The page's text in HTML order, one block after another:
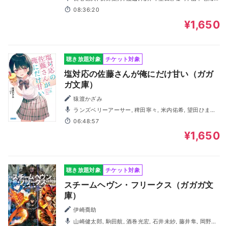
藤井隼, おぎたえりこ, 春川友紀, 田部祐理香, 小田切優衣
08:36:20
¥1,650
聴き放題対象 チケット対象
塩対応の佐藤さんが俺にだけ甘い（ガガ
ガ文庫）
猿渡かざみ
柳田カンナ, 小田切優衣, 藤井隼, 小田柿悠太
06:48:57
¥1,650
聴き放題対象 チケット対象
スチームヘヴン・フリークス（ガガガ文
庫）
伊崎喬助